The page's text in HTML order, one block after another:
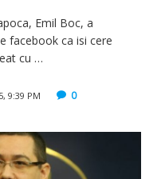
Emil Boc, a
facebook ca isi cere
cu …
9:39 PM 0